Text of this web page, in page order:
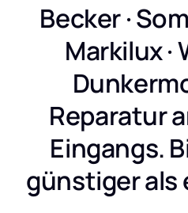
Becker ·
Markilux ·
Reparatur
Eingangs.
günstiger als